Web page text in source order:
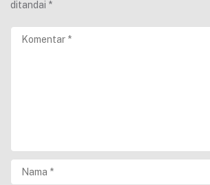
ditandai *